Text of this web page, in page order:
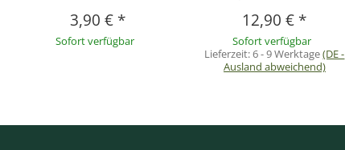
3,90 € *
Sofort verfügbar
12,90 € *
Sofort verfügbar
Lieferzeit:6 - 9 Werktage(DE -
Ausland abweichend)